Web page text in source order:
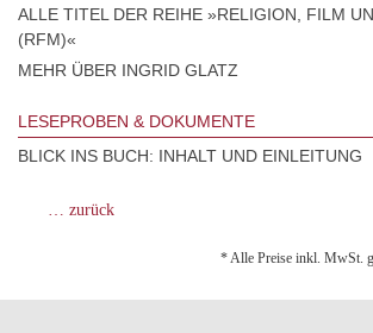
ALLE TITEL DER REIHE »RELIGION, FILM
(RFM)«
MEHR ÜBER INGRID GLATZ
LESEPROBEN & DOKUMENTE
BLICK INS BUCH: INHALT UND EINLEITUNG
… zurück
* Alle Preise inkl. MwSt.